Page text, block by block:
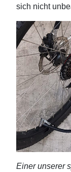
sich nicht
Einer unserer